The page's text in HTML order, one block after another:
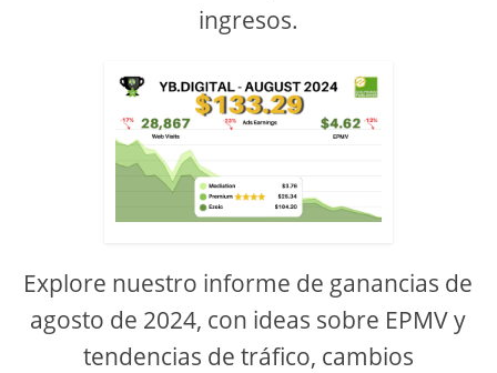
ingresos.
Explore nuestro informe de ganancias de
agosto de 2024, con ideas sobre EPMV y
tendencias de tráfico, cambios